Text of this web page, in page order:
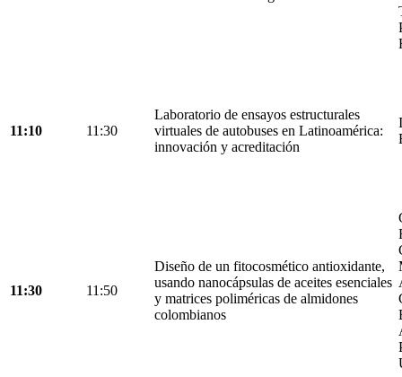
11:10 11:30
Laboratorio de ensayos estructurales
virtuales de autobuses en Latinoamérica:
innovación y acreditación
11:30 11:50
Diseño de un fitocosmético antioxidante,
usando nanocápsulas de aceites esenciales
y matrices poliméricas de almidones
colombianos